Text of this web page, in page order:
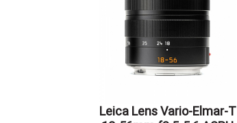
Leica Lens Vario-Elmar-T